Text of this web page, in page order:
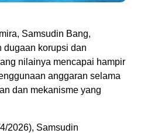
Samsudin Bang,
dugaan korupsi dan
nilainya mencapai hampir
anggaran selama
dan mekanisme yang
2026), Samsudin